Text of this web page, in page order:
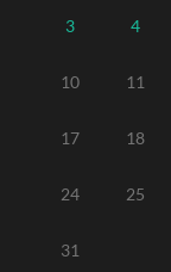
3 4
10 11
17 18
24 25
31